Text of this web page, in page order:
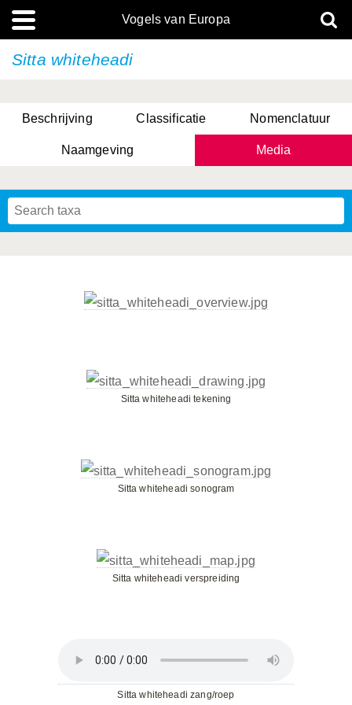
Vogels van Europa
Sitta whiteheadi
Beschrijving Classificatie Nomenclatuur
Naamgeving Media
Sitta whiteheadi tekening
Sitta whiteheadi sonogram
Sitta whiteheadi verspreiding
Sitta whiteheadi zang/roep